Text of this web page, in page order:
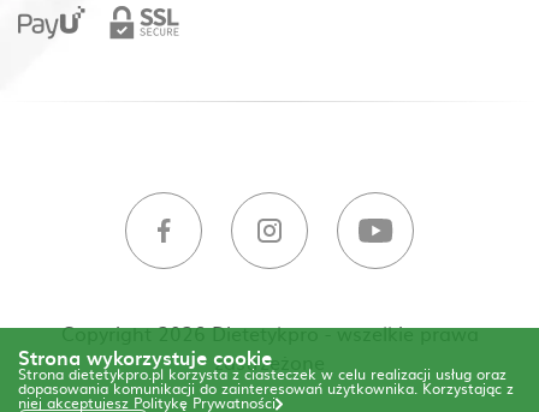
Copyright 2026 Dietetykpro - wszelkie prawa
zastrzeżone
Strona wykorzystuje cookie
Strona dietetykpro.pl korzysta z ciasteczek w celu realizacji usług oraz
dopasowania komunikacji do zainteresowań użytkownika. Korzystając z
niej akceptujesz Politykę Prywatności